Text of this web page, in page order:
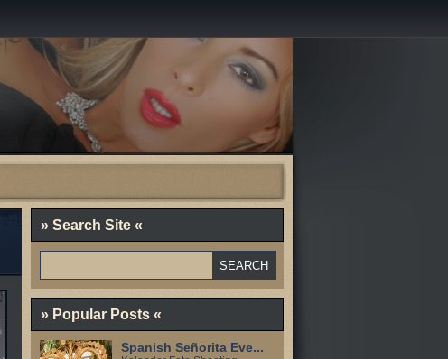
» Search Site «
» Popular Posts «
Spanish Señorita Eve...